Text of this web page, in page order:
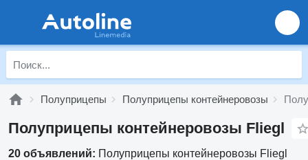
Полуприцепы Полуприцепы контейнеровозы
Полуприцепы контейнеровозы Fliegl
20 объявлений: Полуприцепы контейнеровозы Fliegl